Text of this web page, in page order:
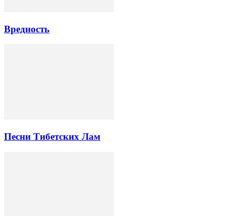
Вредность
Песни Тибетских Лам